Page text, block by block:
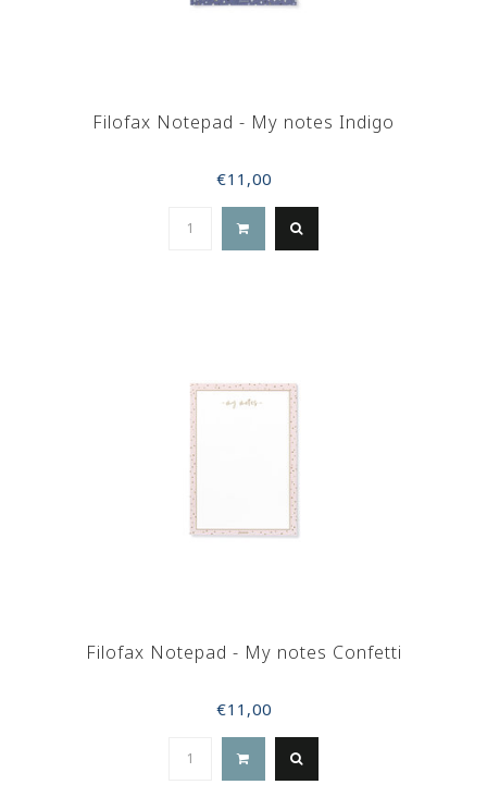
Filofax Notepad - My notes Indigo
€11,00
Filofax Notepad - My notes Confetti
€11,00